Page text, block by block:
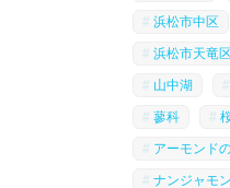
浜松市中区
浜松市天竜区
山中湖
蓼科
アーモンド
ナンジャモ